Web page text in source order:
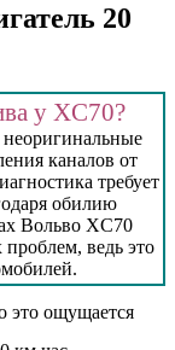
20
у XC70?
каналов от
требует
обилию
Вольво XC70
ведь это
это ощущается